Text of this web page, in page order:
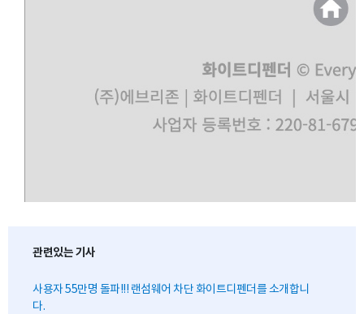
관련있는 기사
사용자 55만명 돌파!!! 랜섬웨어 차단 화이트디펜더를 소개합니
다.